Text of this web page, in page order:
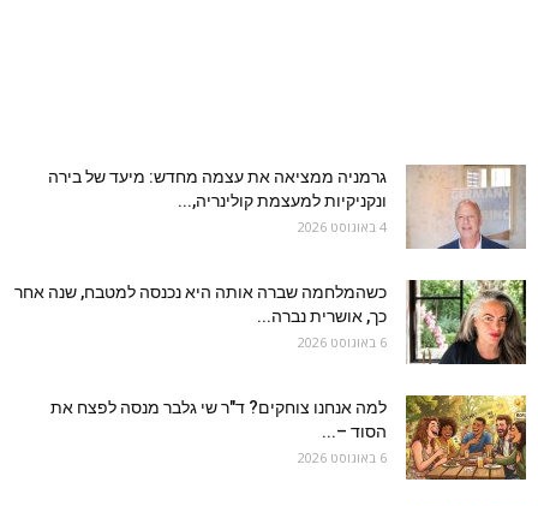
גרמניה ממציאה את עצמה מחדש: מיעד של בירה
ונקניקיות למעצמת קולינריה,...
4 באוגוסט 2026
כשהמלחמה שברה אותה היא נכנסה למטבח, שנה אחר
כך, אושרית נברה...
6 באוגוסט 2026
למה אנחנו צוחקים? ד"ר שי גלבר מנסה לפצח את
הסוד –...
6 באוגוסט 2026